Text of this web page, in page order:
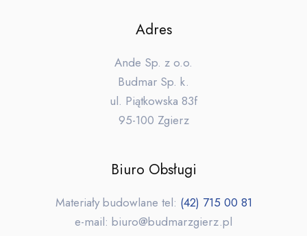
Adres
Ande Sp. z o.o.
Budmar Sp. k.
ul. Piątkowska 83f
95-100 Zgierz
Biuro Obsługi
Materiały budowlane tel: (42) 715 00 81
e-mail: biuro@budmarzgierz.pl